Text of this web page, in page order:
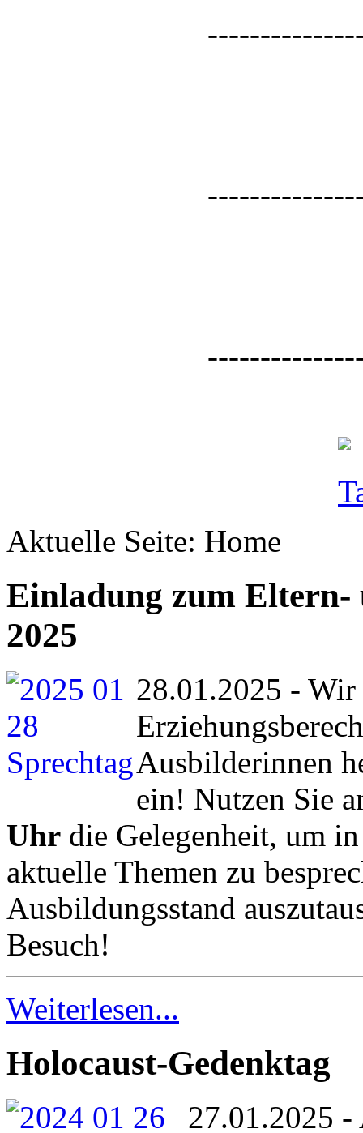
Aktuelle Seite: Home
Einladung zum Eltern-
2025
28.01.2025 -
Ausbilderinnen
ein! Nutzen Sie
Uhr die Gelegenheit, um
aktuelle Themen zu
Ausbildungsstand
Besuch!
Weiterlesen...
Holocaust-Gedenktag
27.01.2025 -